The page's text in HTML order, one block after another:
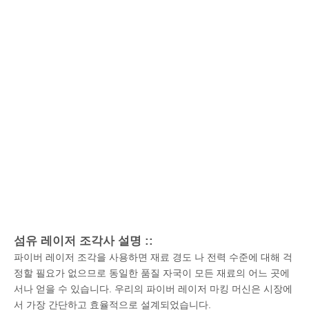
섬유 레이저 조각사 설명 ::
파이버 레이저 조각을 사용하면 재료 경도 나 전력 수준에 대해 걱
정할 필요가 없으므로 동일한 품질 자국이 모든 재료의 어느 곳에
서나 얻을 수 있습니다. 우리의 파이버 레이저 마킹 머신은 시장에
서 가장 간단하고 효율적으로 설계되었습니다.